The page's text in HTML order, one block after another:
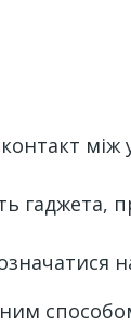
гаджета,